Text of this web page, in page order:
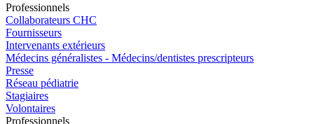
Professionnels
Collaborateurs CHC
Fournisseurs
Intervenants extérieurs
Médecins généralistes - Médecins/dentistes prescripteurs
Presse
Réseau pédiatrie
Stagiaires
Volontaires
Professionnels